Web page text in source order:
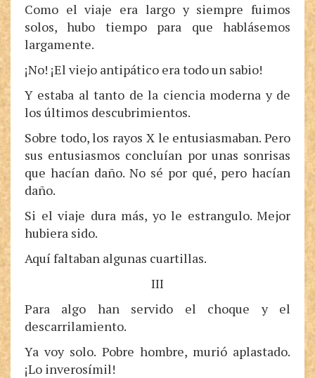
Como el viaje era largo y siempre fuimos
solos, hubo tiempo para que hablásemos
largamente.
¡No! ¡El viejo antipático era todo un sabio!
Y estaba al tanto de la ciencia moderna y de
los últimos descubrimientos.
Sobre todo, los rayos X le entusiasmaban. Pero
sus entusiasmos concluían por unas sonrisas
que hacían daño. No sé por qué, pero hacían
daño.
Si el viaje dura más, yo le estrangulo. Mejor
hubiera sido.
Aquí faltaban algunas cuartillas.
III
Para algo han servido el choque y el
descarrilamiento.
Ya voy solo. Pobre hombre, murió aplastado.
¡Lo inverosímil!